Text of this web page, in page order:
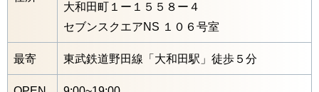
大和田町１ー１５５８ー４
セブンスクエアNS １０６号室
最寄 東武鉄道野田線「大和田駅」徒歩５分